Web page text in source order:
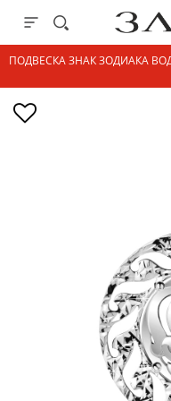
ПОДВЕСКА ЗНАК ЗОДИАКА